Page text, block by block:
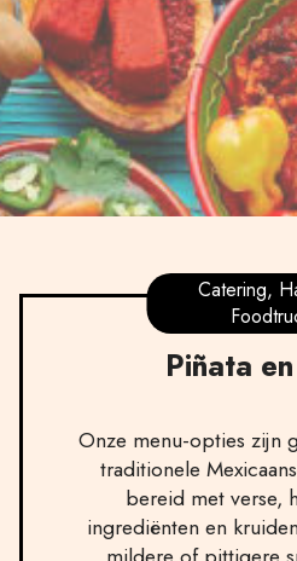
Catering,
Piñata
Onze menu-opties zijn
traditionele
bereid met verse,
ingrediënten en